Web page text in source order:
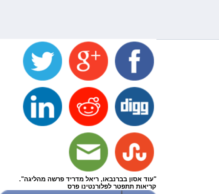
"עוד אסון בברנבאו, ריאל מדריד פרשה מהליגה".
קריאות תתפטר לפלורנטינו פרס